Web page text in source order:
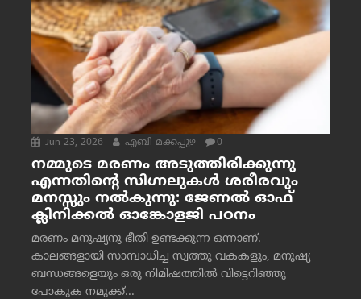
Jun 23, 2026 എബി മക്കപ്പുഴ 0
നമ്മുടെ മരണം അടുത്തിരിക്കുന്നു
എന്നതിന്റെ സിഗ്നലുകൾ ശരീരവും
മനസ്സും നല്‍കുന്നു: ജേണല്‍ ഓഫ്
ക്ലിനിക്കല്‍ ഓങ്കോളജി പഠനം
മരണം മനുഷ്യനു ഭീതി ഉണ്ടക്കുന്ന ഒന്നാണ്.
കാലങ്ങളായി സാമ്പാധിച്ച സ്വത്തു വകകളും, മനുഷ്യ
ബന്ധങ്ങളെയും ഒരു നിമിഷത്തിൽ വിട്ടെറിഞ്ഞു
പോകുക നമുക്ക്...